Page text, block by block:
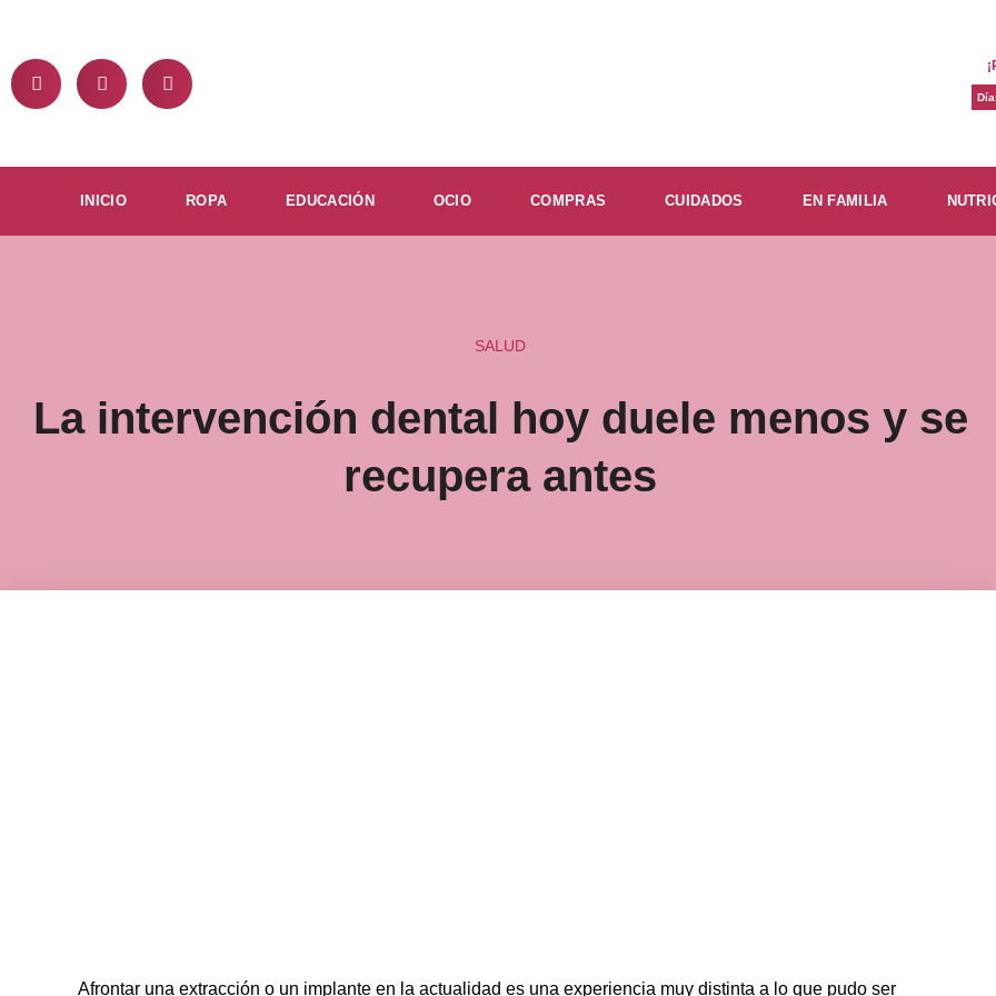
contenido
INICIO ROPA EDUCACIÓN OCIO COMPRAS CUIDADOS EN FAMILIA
SALUD
La intervención dental hoy duele menos y se
recupera antes
Afrontar una extracción o un implante en la actualidad es una experiencia muy distinta a lo que pudo ser